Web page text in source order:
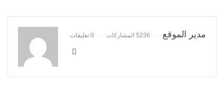
مدير الموقع 5236 المشاركات 0 تعليقات